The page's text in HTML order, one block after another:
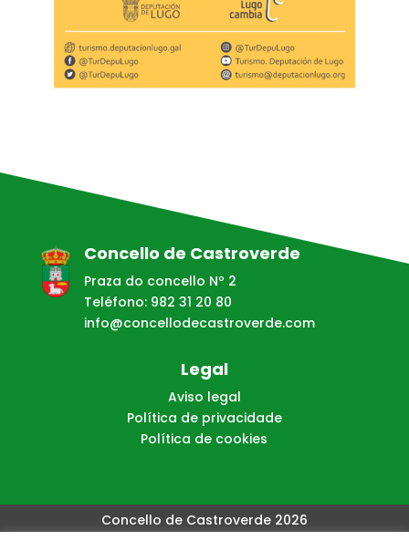
Concello de Castroverde
Praza do concello Nº 2
Teléfono: 982 31 20 80
info@concellodecastroverde.com
Legal
Aviso legal
Política de privacidade
Política de cookies
Concello de Castroverde 2026